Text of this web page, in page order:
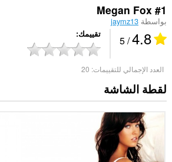
Megan Fox #1
بواسطة jaymz13
4.8
/ 5 تقييمك
العدد الإجمالي للتقييمات: 20
لقطة الشاشة